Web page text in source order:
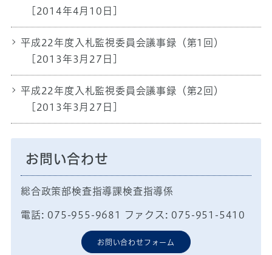
[2014年4月10日]
平成22年度入札監視委員会議事録（第1回）
[2013年3月27日]
平成22年度入札監視委員会議事録（第2回）
[2013年3月27日]
お問い合わせ
総合政策部検査指導課検査指導係
電話: 075-955-9681 ファクス: 075-951-5410
お問い合わせフォーム